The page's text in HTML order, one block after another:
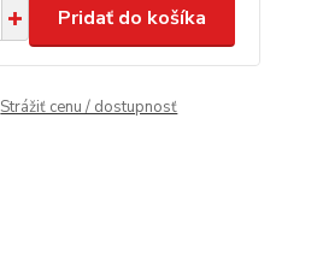
Pridať do košíka
Strážiť cenu / dostupnosť